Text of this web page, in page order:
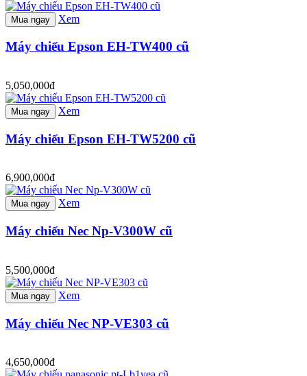
Mua ngay Xem
Máy chiếu Epson EH-TW400 cũ
5,050,000đ
Mua ngay Xem
Máy chiếu Epson EH-TW5200 cũ
6,900,000đ
Mua ngay Xem
Máy chiếu Nec Np-V300W cũ
5,500,000đ
Mua ngay Xem
Máy chiếu Nec NP-VE303 cũ
4,650,000đ